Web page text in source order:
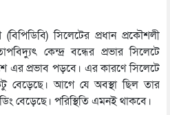
সিলেটের প্রধান প্রকৌশলী
কেন্দ্র বন্ধের প্রভার সিলেটে
এর প্রভাব পড়বে। এর কারণে সিলেটে
বেড়েছে। আগে যে অবস্থা ছিল তার
বেড়েছে। পরিস্থিতি এমনই থাকবে।